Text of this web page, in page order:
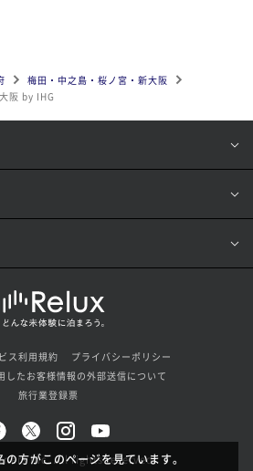
方がこのページを見ています。
梅田・中之島・桜ノ宮・新大阪
阪 by IHG
ス利用規約
プライバシーポリシー
たお客様情報の外部送信について
旅行業登録票
Inc. All rights reserved.